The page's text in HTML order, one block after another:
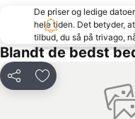
Notre-Dame
Gare du Nord Metro
16 Arrondissement de
15 Arrondissement de
St-Germain-des-Prés
De priser og ledige
hele tiden. Det betyder,
tilbud, du så på trivago,
Blandt de bedst
Del Føj til favoritter